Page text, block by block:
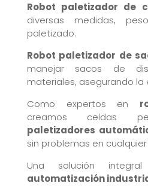
Robot paletizador de
diversas medidas,
paletizado.
Robot paletizador de
manejar sacos de
materiales, asegurando
Como expertos en
creamos celdas
paletizadores
sin problemas en
Una solución
automatización